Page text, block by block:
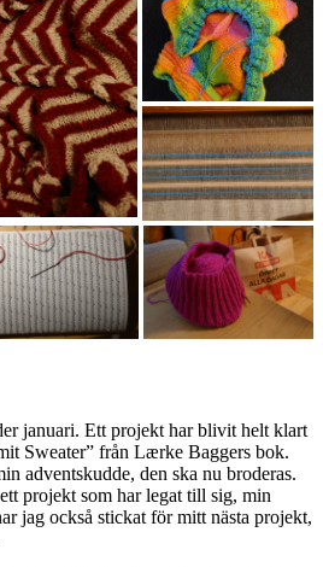
januari. Ett projekt har blivit helt klart
Sweater” från Lærke Baggers bok.
adventskudde, den ska nu broderas.
projekt som har legat till sig, min
jag också stickat för mitt nästa projekt,